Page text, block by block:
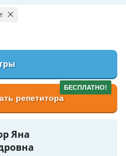
БЕСПЛАТНО!
репетитора
Яна